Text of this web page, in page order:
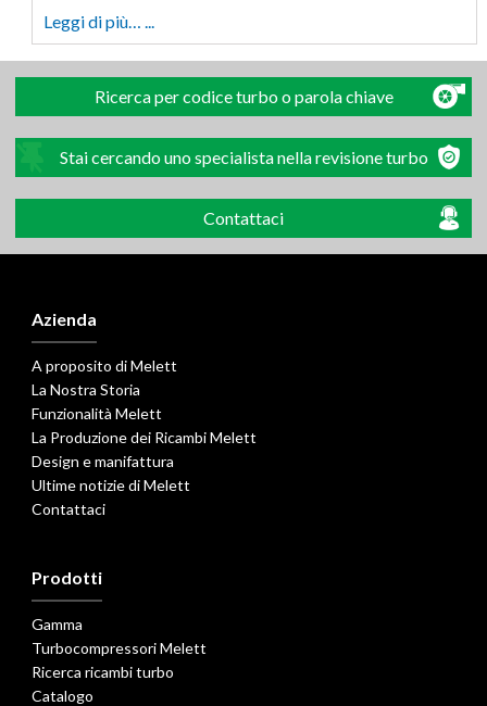
Leggi di più… ...
Ricerca per codice turbo o parola chiave
Stai cercando uno specialista nella revisione turbo
Contattaci
Azienda
A proposito di Melett
La Nostra Storia
Funzionalità Melett
La Produzione dei Ricambi Melett
Design e manifattura
Ultime notizie di Melett
Contattaci
Prodotti
Gamma
Turbocompressori Melett
Ricerca ricambi turbo
Catalogo